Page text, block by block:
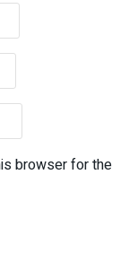
browser for the